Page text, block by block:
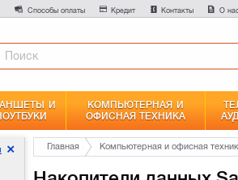
Способы оплаты Кредит Контакты О
И
КОМПЬЮТЕРНАЯ И
ОФИСНАЯ ТЕХНИКА
Главная Компьютерная и офисная